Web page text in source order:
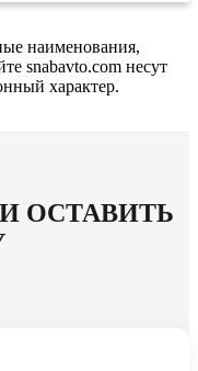
наименования,
snabavto.com несут
характер.
ОСТАВИТЬ